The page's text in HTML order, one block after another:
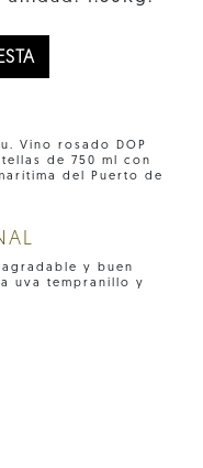
Vino rosado DOP
de 750 ml con
del Puerto de
y buen
uva tempranillo y